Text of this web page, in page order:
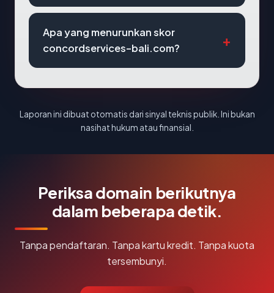
Apa yang menurunkan skor
concordservices-bali.com?
Laporan ini dibuat otomatis dari sinyal teknis publik. Ini bukan
nasihat hukum atau finansial.
Periksa domain berikutnya
dalam beberapa detik.
Tanpa pendaftaran. Tanpa kartu kredit. Tanpa kuota
tersembunyi.